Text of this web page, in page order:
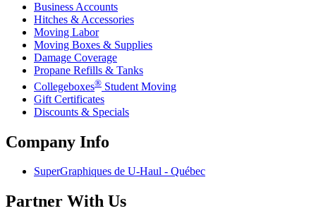
Business Accounts
Hitches & Accessories
Moving Labor
Moving Boxes & Supplies
Damage Coverage
Propane Refills & Tanks
Collegeboxes® Student Moving
Gift Certificates
Discounts & Specials
Company Info
SuperGraphiques de U-Haul - Québec
Partner With Us